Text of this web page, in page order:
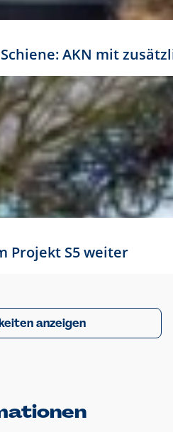
AKN mit
Projekt S5 weiter
anzeigen